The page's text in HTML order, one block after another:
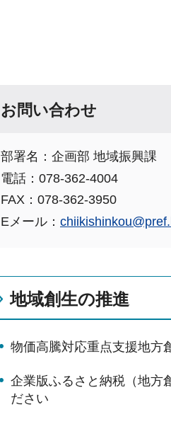
お問い合わせ
部署名：企画部 地域振興課
電話：078-362-4004
FAX：078-362-3950
Eメール：
地域創生の推進
物価高騰対応重点支援地方
企業版ふるさと納税（地方
ださい